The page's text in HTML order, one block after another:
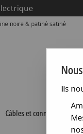
noire & patiné satiné
Câbles et connecteurs
Ils